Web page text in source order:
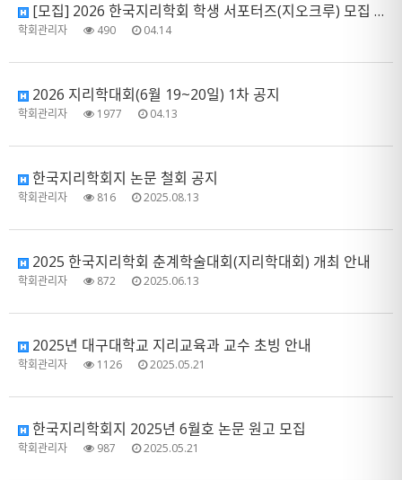
[모집] 2026 한국지리학회 학생 서포터즈(지오크루) 모집 공고
학회관리자 490 04.14
2026 지리학대회(6월 19~20일) 1차 공지
학회관리자 1977 04.13
한국지리학회지 논문 철회 공지
학회관리자 816 2025.08.13
2025 한국지리학회 춘계학술대회(지리학대회) 개최 안내
학회관리자 872 2025.06.13
2025년 대구대학교 지리교육과 교수 초빙 안내
학회관리자 1126 2025.05.21
한국지리학회지 2025년 6월호 논문 원고 모집
학회관리자 987 2025.05.21